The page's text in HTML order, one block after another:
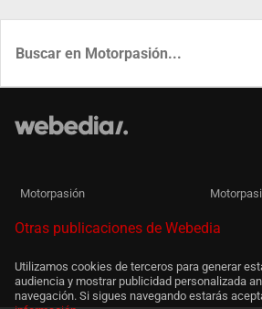
Motorpasión
Otras publicaciones de Webedia
Utilizamos cookies de terceros para generar
audiencia y mostrar publicidad personalizada
navegación. Si sigues navegando estarás